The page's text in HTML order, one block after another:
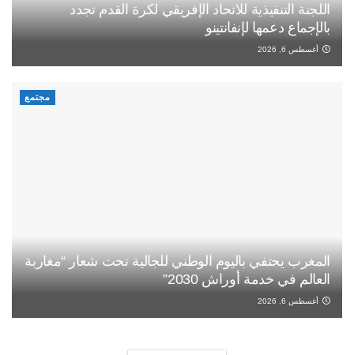
اللجنة التنفيذية للاتحاد الإفريقي لكرة القدم تجدد
بالإجماع دعمها لإنفانتينو
أغسطس 6, 2026
مجتمع
المغرب يحتفي باليوم الوطني للجالية تحت شعار “مغاربة
العالم في خدمة أوراش 2030”
أغسطس 6, 2026